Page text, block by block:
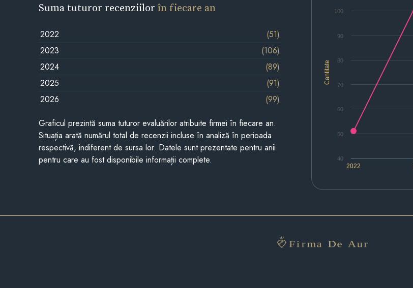
Cantitate
2022
40
50
60
70
80
90
100
Suma tuturor recenziilorîn fiecare an
2022
(51)
2023
(106)
2024
(89)
2025
(91)
2026
(99)
Graficul prezintă suma tuturor evaluărilor atribuite firmei în fiecare an.
Situația arată numărul total de recenzii incluse în analiză în perioada
respectivă, indiferent de sursa lor. Datele sunt prezentate pentru anii
pentru care au fost disponibile informații complete.